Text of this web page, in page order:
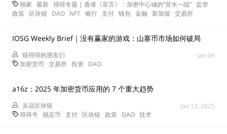
独家 最新 得得专题 | 香港《宣言》：加密中心城的“背水一战” 监管
政策 区块链 DAO NFT 银行 支付 钱包 金融 新加坡 交易所
IOSG Weekly Brief｜没有赢家的游戏：山寨币市场如何破局
链得得的朋友们
Jan 06
加密货币 交易所 投资 DAO
a16z：2025 年加密货币应用的 7 个重大趋势
吴说区块链
Jan 13, 2025
得得号 稳定币 支付 区块链 政策 DAO 技术